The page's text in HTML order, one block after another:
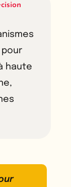
pour
haute